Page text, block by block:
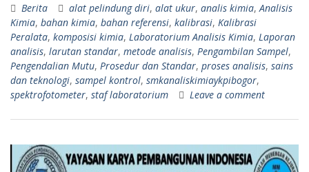
Berita alat pelindung diri, alat ukur, analis kimia, Analisis
Kimia, bahan kimia, bahan referensi, kalibrasi, Kalibrasi
Peralata, komposisi kimia, Laboratorium Analisis Kimia, Laporan
analisis, larutan standar, metode analisis, Pengambilan Sampel,
Pengendalian Mutu, Prosedur dan Standar, proses analisis, sains
dan teknologi, sampel kontrol, smkanaliskimiaykpibogor,
spektrofotometer, staf laboratorium Leave a comment